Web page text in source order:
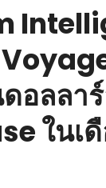
อลลา
ในเ